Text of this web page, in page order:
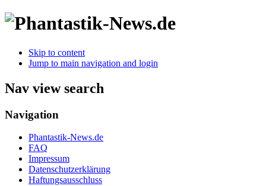
Skip to content
Jump to main navigation and login
Nav view search
Navigation
Phantastik-News.de
FAQ
Impressum
Datenschutzerklärung
Haftungsausschluss